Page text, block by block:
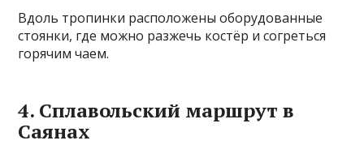
Вдоль тропинки расположены оборудованные
стоянки, где можно разжечь костёр и согреться
горячим чаем.
4. Сплавольский маршрут в
Саянах